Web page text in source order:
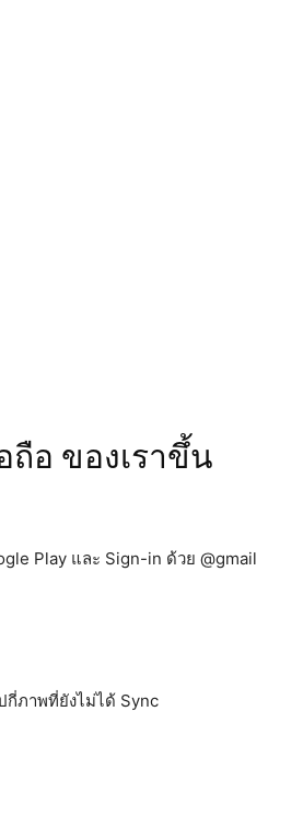
ถือ ของเราขึ้น
Play และ Sign-in ด้วย @gmail
กี่ภาพที่ยังไม่ได้ Sync